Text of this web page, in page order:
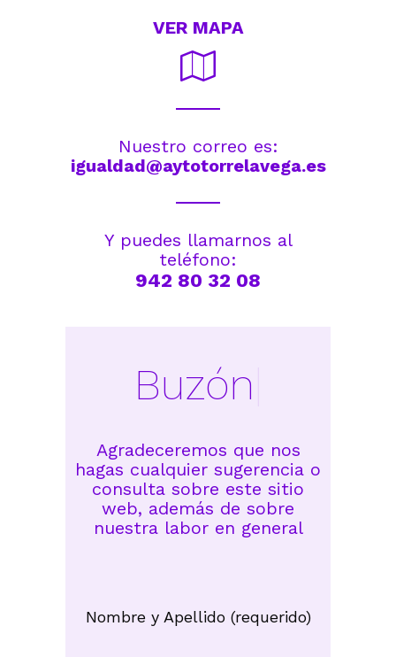
VER MAPA
Nuestro correo es:
igualdad@aytotorrelavega.es
Y puedes llamarnos al
teléfono:
942 80 32 08
Buzón
Agradeceremos que nos
hagas cualquier sugerencia o
consulta sobre este sitio
web, además de sobre
nuestra labor en general
Nombre y Apellido (requerido)